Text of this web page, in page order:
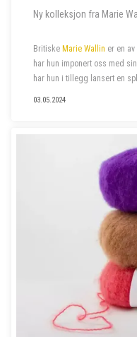
Ny kolleksjon fra Marie
Britiske Marie Wallin er en
har hun imponert oss med
har hun i tillegg lansert en
03.05.2024